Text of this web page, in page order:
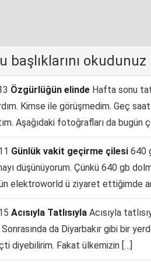
başlıklarını okudunuz
Özgürlüğün elinde Hafta sonu
Kimse ile görüşmedim. Geç
Aşağıdaki fotoğrafları da bugün
Günlük vakit geçirme çilesi 640
düşünüyorum. Çünkü 640 gb
elektroworld ü ziyaret ettiğimde
Acısıyla Tatlısıyla Acısıyla
Sonrasında da Diyarbakır gibi bir
diyebilirim. Fakat ülkemizin […]